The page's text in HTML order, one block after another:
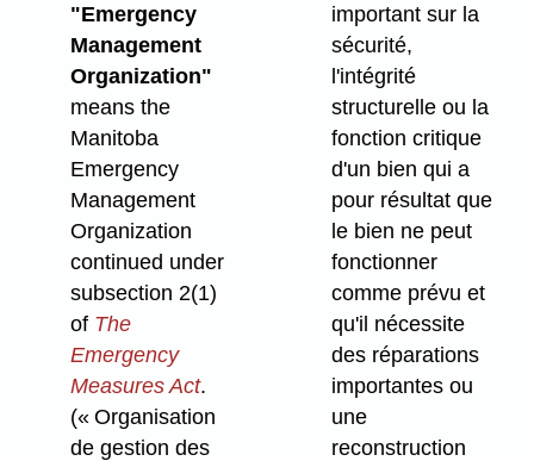
"Emergency
Management
Organization"
means the
Manitoba
Emergency
Management
Organization
continued under
subsection 2(1)
of The
Emergency
Measures Act.
(« Organisation
de gestion des
important sur la
sécurité,
l'intégrité
structurelle ou la
fonction critique
d'un bien qui a
pour résultat que
le bien ne peut
fonctionner
comme prévu et
qu'il nécessite
des réparations
importantes ou
une
reconstruction